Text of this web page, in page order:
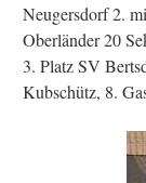
Neugersdorf 2.
Oberländer 20
3. Platz SV
Kubschütz, 8.